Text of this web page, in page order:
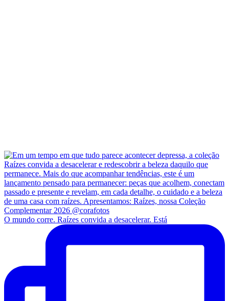
O mundo corre. Raízes convida a desacelerar. Está